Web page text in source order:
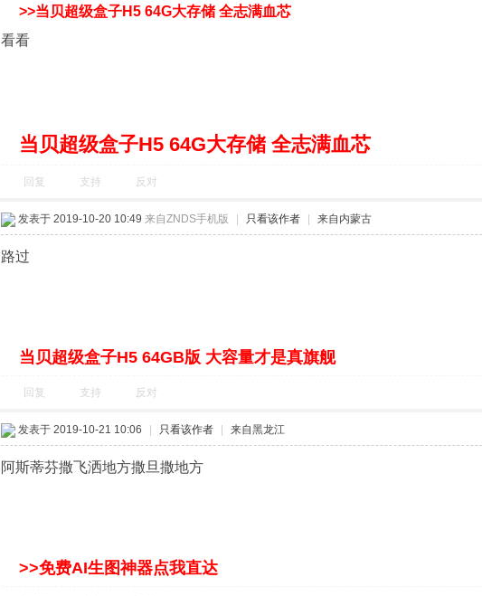
>>当贝超级盒子H5 64G大存储 全志满血芯
看看
当贝超级盒子H5 64G大存储 全志满血芯
回复 支持 反对
发表于 2019-10-20 10:49 来自ZNDS手机版 只看该作者 来自内蒙古
路过
当贝超级盒子H5 64GB版 大容量才是真旗舰
回复 支持 反对
发表于 2019-10-21 10:06 只看该作者 来自黑龙江
阿斯蒂芬撒飞洒地方撒旦撒地方
>>免费AI生图神器点我直达